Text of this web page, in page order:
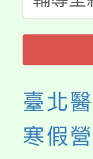
程
臺北
寒假